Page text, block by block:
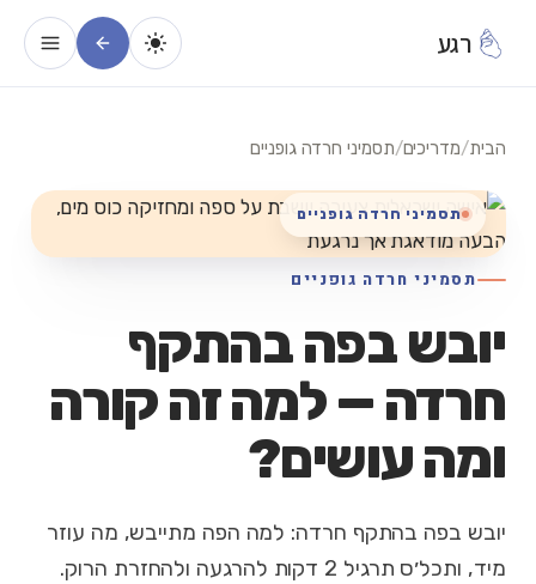
רגע
הבית/מדריכים/תסמיני חרדה גופניים
תסמיני חרדה גופניים
יובש בפה בהתקף
חרדה — למה זה קורה
ומה עושים?
יובש בפה בהתקף חרדה: למה הפה מתייבש, מה עוזר
מיד, ותכל׳ס תרגיל 2 דקות להרגעה ולהחזרת הרוק.
תסמיני חרדה גופניים